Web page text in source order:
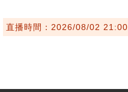
直播時間：2026/08/02 21:00